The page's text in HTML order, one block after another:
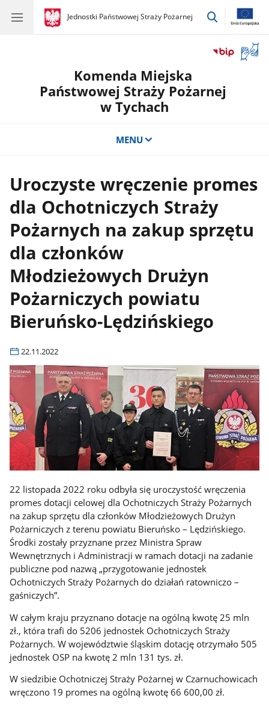
gov.pl
Jednostki Państwowej Straży Pożarnej
gov.pl
Jednostki
przejdź
okno
Komenda Miejska
Państwowej Straży Pożarnej
w Tychach
MENU
Uroczyste wręczenie promes
dla Ochotniczych Straży
Pożarnych na zakup sprzętu
dla członków
Młodzieżowych Drużyn
Pożarniczych powiatu
Bieruńsko-Lędzińskiego
22.11.2022
22 listopada 2022 roku odbyła się uroczystość wręczenia
promes dotacji celowej dla Ochotniczych Straży Pożarnych
na zakup sprzętu dla członków Młodzieżowych Drużyn
Pożarniczych z terenu powiatu Bieruńsko – Lędzińskiego.
Środki zostały przyznane przez Ministra Spraw
Wewnętrznych i Administracji w ramach dotacji na zadanie
publiczne pod nazwą „przygotowanie jednostek
Ochotniczych Straży Pożarnych do działań ratowniczo –
gaśniczych”.
W całym kraju przyznano dotacje na ogólną kwotę 25 mln
zł., która trafi do 5206 jednostek Ochotniczych Straży
Pożarnych. W województwie śląskim dotację otrzymało 505
jednostek OSP na kwotę 2 mln 131 tys. zł.
W siedzibie Ochotniczej Straży Pożarnej w Czarnuchowicach
wręczono 19 promes na ogólną kwotę 66 600,00 zł.